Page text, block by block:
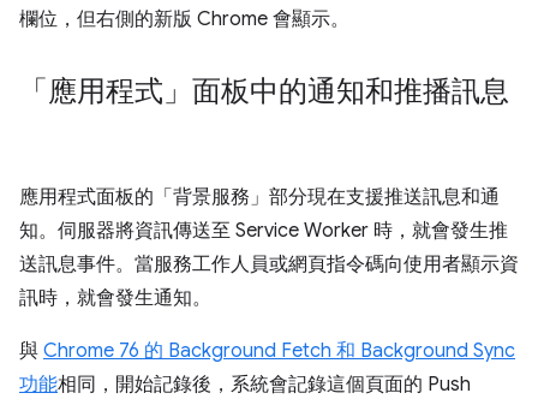
欄位，但右側的新版 Chrome 會顯示。
「應用程式」面板中的通知和推播訊息
應用程式面板的「背景服務」部分現在支援推送訊息和通
知。伺服器將資訊傳送至 Service Worker 時，就會發生推
送訊息事件。當服務工作人員或網頁指令碼向使用者顯示資
訊時，就會發生通知。
與 Chrome 76 的 Background Fetch 和 Background Sync
功能相同，開始記錄後，系統會記錄這個頁面的 Push